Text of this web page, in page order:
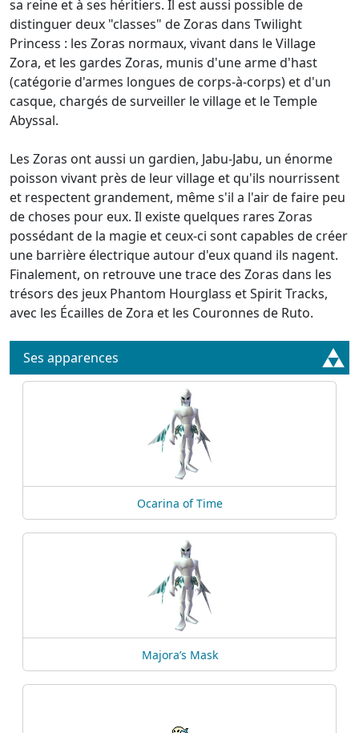
sa reine et à ses héritiers. Il est aussi possible de
distinguer deux "classes" de Zoras dans Twilight
Princess : les Zoras normaux, vivant dans le Village
Zora, et les gardes Zoras, munis d'une arme d'hast
(catégorie d'armes longues de corps-à-corps) et d'un
casque, chargés de surveiller le village et le Temple
Abyssal.
Les Zoras ont aussi un gardien, Jabu-Jabu, un énorme
poisson vivant près de leur village et qu'ils nourrissent
et respectent grandement, même s'il a l'air de faire peu
de choses pour eux. Il existe quelques rares Zoras
possédant de la magie et ceux-ci sont capables de créer
une barrière électrique autour d'eux quand ils nagent.
Finalement, on retrouve une trace des Zoras dans les
trésors des jeux Phantom Hourglass et Spirit Tracks,
avec les Écailles de Zora et les Couronnes de Ruto.
Ses apparences
Ocarina of Time
Majora’s Mask